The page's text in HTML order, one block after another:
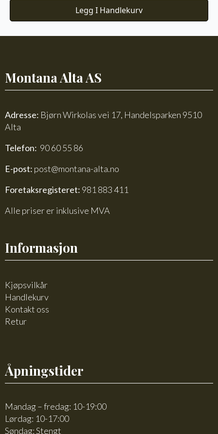
Legg I Handlekurv
Montana Alta AS
Adresse: Bjørn Wirkolas vei 17, Handelsparken 9510
Alta
Telefon: 90 60 55 86
E-post: post@montana-alta.no
Foretaksregisteret: 981 883 411
Alle priser er inklusive MVA
Informasjon
Kjøpsvilkår
Handlekurv
Kontakt oss
Retur
Åpningstider
Mandag – fredag: 10-19:00
Lørdag: 10-17:00
Søndag: Stengt